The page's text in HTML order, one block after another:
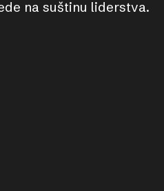
na suštinu liderstva.